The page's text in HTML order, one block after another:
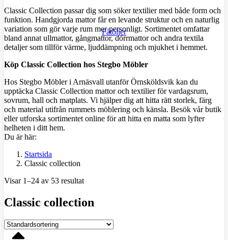
Fåtöljer
Classic Collection passar dig som söker textilier med både form och
funktion. Handgjorda mattor får en levande struktur och en naturlig
variation som gör varje rum mer personligt. Sortimentet omfattar
bland annat ullmattor, gångmattor, dörrmattor och andra textila
detaljer som tillför värme, ljuddämpning och mjukhet i hemmet.
Köp Classic Collection hos Stegbo Möbler
Hos Stegbo Möbler i Arnäsvall utanför Örnsköldsvik kan du
upptäcka Classic Collection mattor och textilier för vardagsrum,
sovrum, hall och matplats. Vi hjälper dig att hitta rätt storlek, färg
och material utifrån rummets möblering och känsla. Besök vår butik
eller utforska sortimentet online för att hitta en matta som lyfter
helheten i ditt hem.
Du är här:
Startsida
Classic collection
Visar 1–24 av 53 resultat
Classic collection